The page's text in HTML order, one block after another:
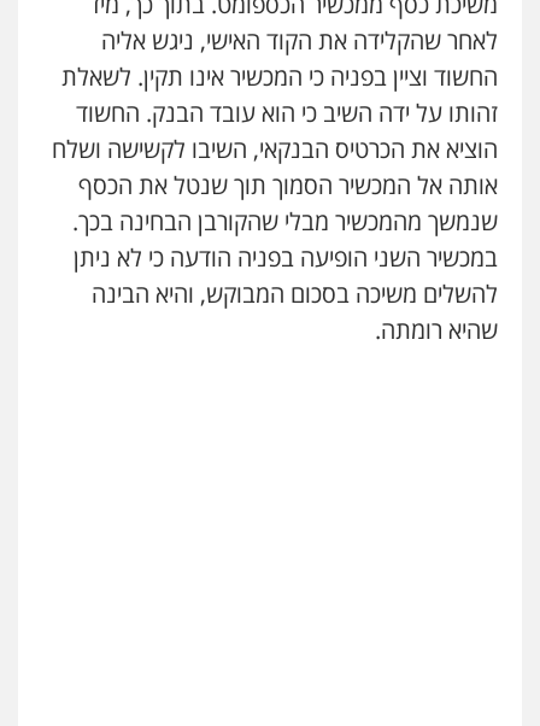
עדי כרמלי – חברת עו"ד
פלילי כלכלי עורכי דין לענייני אסירים
0525060666
גיא זהבי משרד עורכי דין
פלילי משפחה
503456449
עו"ד איהאב ג'לג'ולי
מעצרים וחקירות
לאחר שהקלידה את הקוד האישי, ניגש אליה
החשוד וציין בפניה כי המכשיר אינו תקין. לשאלת
זהותו על ידה השיב כי הוא עובד הבנק. החשוד
הוציא את הכרטיס הבנקאי, השיבו לקשישה ושלח
אותה אל המכשיר הסמוך תוך שנטל את הכסף
שנמשך מהמכשיר מבלי שהקורבן הבחינה בכך.
במכשיר השני הופיעה בפניה הודעה כי לא ניתן
להשלים משיכה בסכום המבוקש, והיא הבינה
שהיא רומתה.